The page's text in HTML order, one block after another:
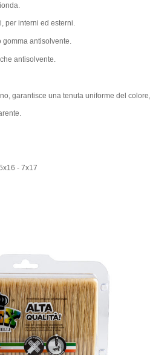
per interni ed esterni.
gomma antisolvente.
antisolvente.
garantisce una tenuta uniforme del
- 7x17